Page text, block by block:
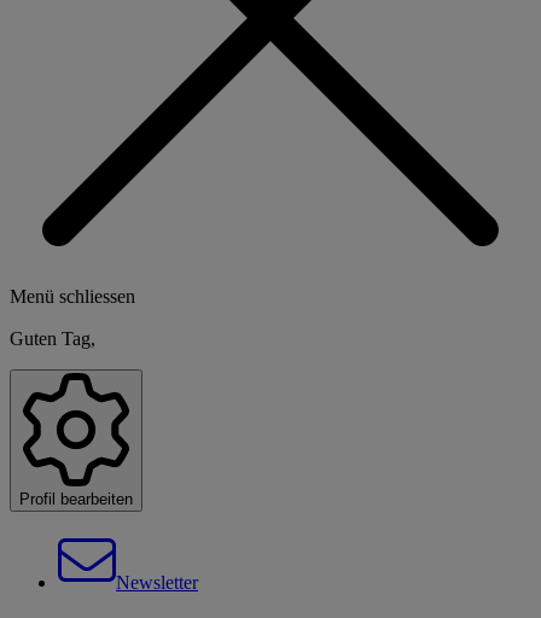
Menü schliessen
Guten Tag,
Profil bearbeiten
Newsletter